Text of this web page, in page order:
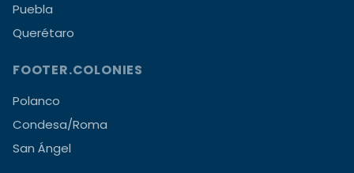
Puebla
Querétaro
FOOTER.COLONIES
Polanco
Condesa/Roma
San Ángel